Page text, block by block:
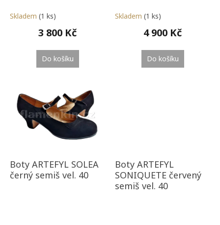
Skladem (1 ks)
3 800 Kč
Do košíku
Skladem (1 ks)
4 900 Kč
Do košíku
Boty ARTEFYL SOLEA
černý semiš vel. 40
Boty ARTEFYL
SONIQUETE červený
semiš vel. 40